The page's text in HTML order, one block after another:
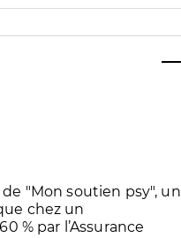
"Mon soutien psy", un
chez un
% par l’Assurance